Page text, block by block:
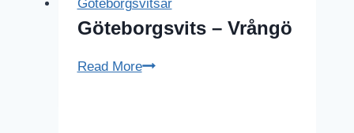
Göteborgsvitsar
Göteborgsvits – Vrångö
Read MoreGöteborgsvits